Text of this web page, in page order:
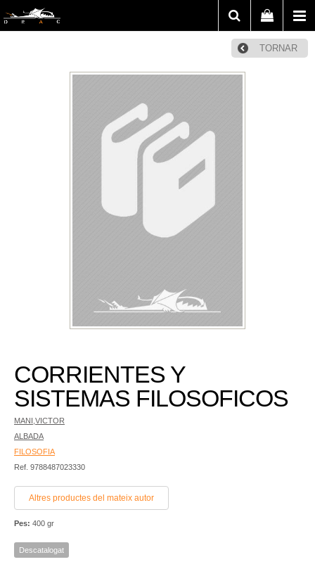
TORNAR
CORRIENTES Y
SISTEMAS FILOSOFICOS
MANI,VICTOR
ALBADA
FILOSOFIA
Ref. 9788487023330
Altres productes del mateix autor
Pes: 400 gr
Descatalogat